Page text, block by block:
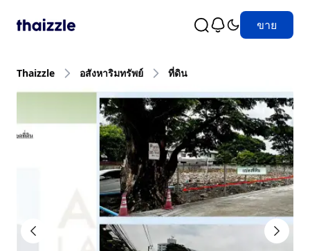
ขาย
Thaizzle อสังหาริมทรัพย์ ที่ดิน